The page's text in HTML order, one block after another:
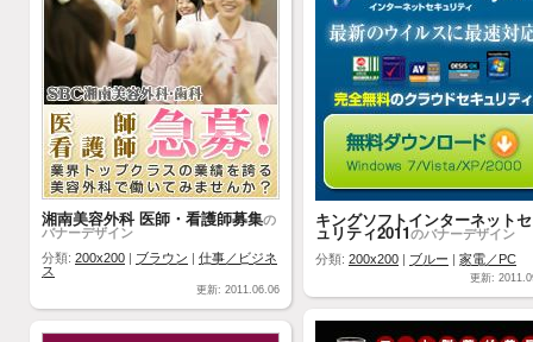
湘南美容外科 医師・看護師募集の
バナーデザイン
分類: 200x200 ブラウン
仕事／ビジネ
ス
更新: 2011.06.06
キングソフトインターネット
ュリティ2011のバナーデザイン
分類: 200x200 ブルー 家電／PC
更新: